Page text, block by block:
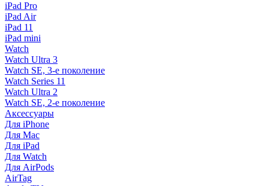
iPad Pro
iPad Air
iPad 11
iPad mini
Watch
Watch Ultra 3
Watch SE, 3-е поколение
Watch Series 11
Watch Ultra 2
Watch SE, 2-е поколение
Аксессуары
Для iPhone
Для Mac
Для iPad
Для Watch
Для AirPods
AirTag